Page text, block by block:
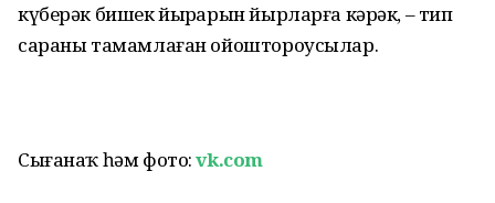
күберәк бишек йырҙарын йырларға кәрәк, – тип
сараны тамамлаған ойоштороусылар.
Сығанаҡ һәм фото:vk.com